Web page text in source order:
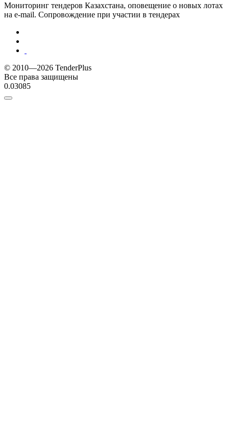
Мониторинг тендеров Казахстана, оповещение о новых лотах
на e-mail. Сопровождение при участии в тендерах
© 2010—2026 TenderPlus
Все права защищены
0.03085